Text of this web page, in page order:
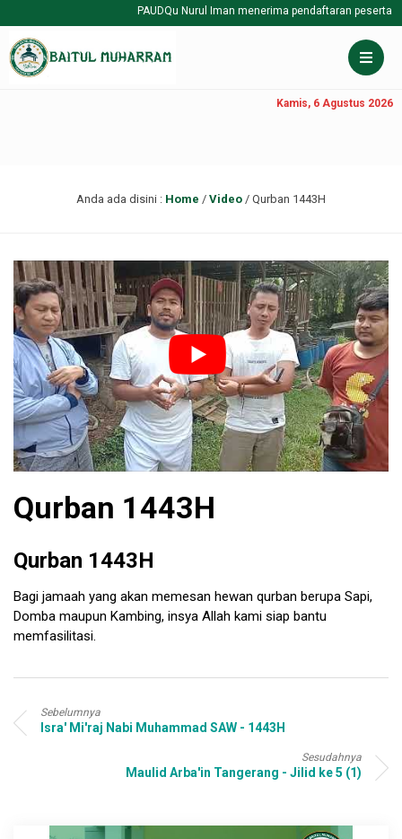
PAUDQu Nurul Iman menerima pendaftaran peserta
Kamis, 6 Agustus 2026
Anda ada disini : Home / Video / Qurban 1443H
Qurban 1443H
Qurban 1443H
Bagi jamaah yang akan memesan hewan qurban berupa Sapi,
Domba maupun Kambing, insya Allah kami siap bantu
memfasilitasi.
Sebelumnya
Isra' Mi'raj Nabi Muhammad SAW - 1443H
Sesudahnya
Maulid Arba'in Tangerang - Jilid ke 5 (1)